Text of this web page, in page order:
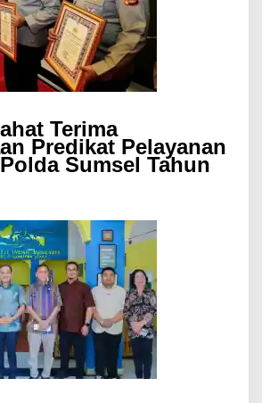
Terima
Predikat Pelayanan
Sumsel Tahun